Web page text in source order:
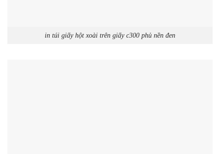
in túi giấy hột xoài trên giấy c300 phủ nền đen